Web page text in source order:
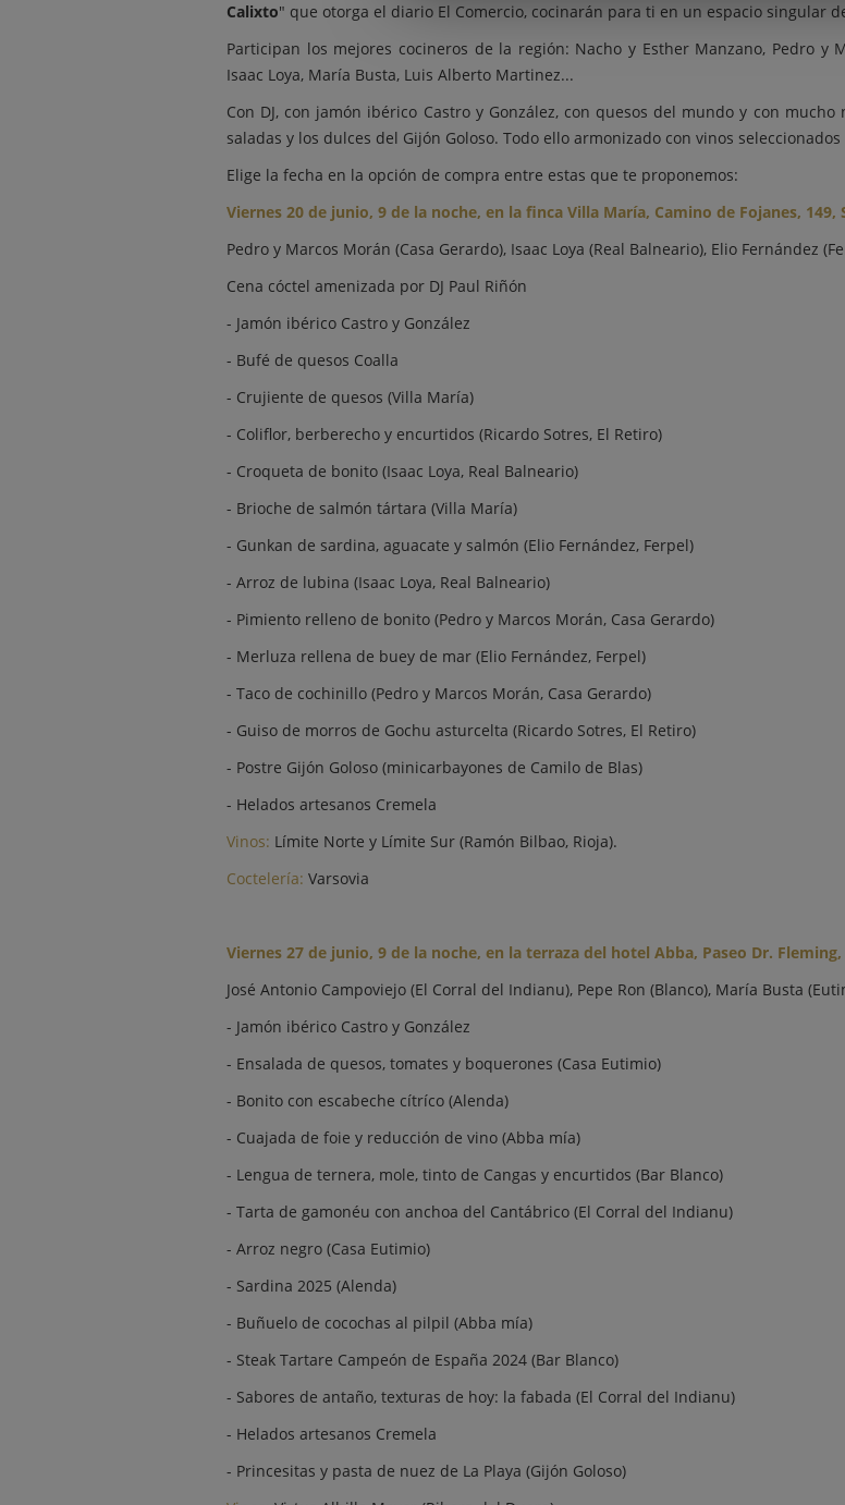
Calixto" que otorga el diario El Comercio, cocinarán para ti en un espacio singular
Participan los mejores cocineros de la región: Nacho y Esther Manzano, Pedro y
Isaac Loya, María Busta, Luis Alberto Martinez...
Con DJ, con jamón ibérico Castro y González, con quesos del mundo y con
saladas y los dulces del Gijón Goloso. Todo ello armonizado con vinos
Elige la fecha en la opción de compra entre estas que te proponemos:
Viernes 20 de junio, 9 de la noche, en la finca Villa María, Camino de Fojanes, 149,
Pedro y Marcos Morán (Casa Gerardo), Isaac Loya (Real Balneario), Elio Fernández
Cena cóctel amenizada por DJ Paul Riñón
- Jamón ibérico Castro y González
- Bufé de quesos Coalla
- Crujiente de quesos (Villa María)
- Coliflor, berberecho y encurtidos (Ricardo Sotres, El Retiro)
- Croqueta de bonito (Isaac Loya, Real Balneario)
- Brioche de salmón tártara (Villa María)
- Gunkan de sardina, aguacate y salmón (Elio Fernández, Ferpel)
- Arroz de lubina (Isaac Loya, Real Balneario)
- Pimiento relleno de bonito (Pedro y Marcos Morán, Casa Gerardo)
- Merluza rellena de buey de mar (Elio Fernández, Ferpel)
- Taco de cochinillo (Pedro y Marcos Morán, Casa Gerardo)
- Guiso de morros de Gochu asturcelta (Ricardo Sotres, El Retiro)
- Postre Gijón Goloso (minicarbayones de Camilo de Blas)
- Helados artesanos Cremela
Vinos: Límite Norte y Límite Sur (Ramón Bilbao, Rioja).
Coctelería: Varsovia
Viernes 27 de junio, 9 de la noche, en la terraza del hotel Abba, Paseo Dr. Fleming,
José Antonio Campoviejo (El Corral del Indianu), Pepe Ron (Blanco), María Busta
- Jamón ibérico Castro y González
- Ensalada de quesos, tomates y boquerones (Casa Eutimio)
- Bonito con escabeche cítríco (Alenda)
- Cuajada de foie y reducción de vino (Abba mía)
- Lengua de ternera, mole, tinto de Cangas y encurtidos (Bar Blanco)
- Tarta de gamonéu con anchoa del Cantábrico (El Corral del Indianu)
- Arroz negro (Casa Eutimio)
- Sardina 2025 (Alenda)
- Buñuelo de cocochas al pilpil (Abba mía)
- Steak Tartare Campeón de España 2024 (Bar Blanco)
- Sabores de antaño, texturas de hoy: la fabada (El Corral del Indianu)
- Helados artesanos Cremela
- Princesitas y pasta de nuez de La Playa (Gijón Goloso)